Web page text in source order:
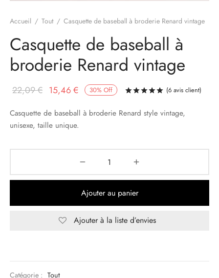
Accueil / Tout / Casquette de baseball à broderie Renard vintage
Casquette de baseball à
broderie Renard vintage
30% Off Notésur 5
(6 avis client)
22,09€ Le prix
était :
22,09 €.
15,46€ Le prix
est :
Casquette de baseball à broderie Renard style vintage,
unisexe, taille unique.
Ajouter au panier
Ajouter à la liste d’envies
Catégorie : Tout